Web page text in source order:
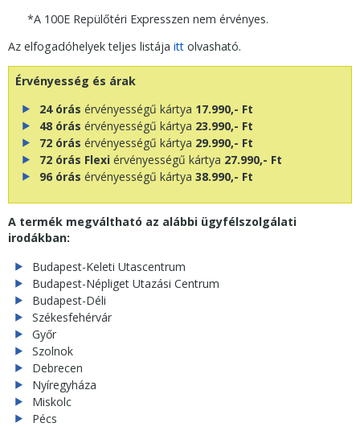
*A 100E Repülőtéri Expresszen nem érvényes.
Az elfogadóhelyek teljes listája itt olvasható.
Érvényesség és árak
24 órás érvényességű kártya 17.990,- Ft
48 órás érvényességű kártya 23.990,- Ft
72 órás érvényességű kártya 29.990,- Ft
72 órás Flexiérvényességű kártya 27.990,- Ft
96 órás érvényességű kártya 38.990,- Ft
A termék megváltható az alábbi ügyfélszolgálati
irodákban:
Budapest-Keleti Utascentrum
Budapest-Népliget Utazási Centrum
Budapest-Déli
Székesfehérvár
Győr
Szolnok
Debrecen
Nyíregyháza
Miskolc
Pécs